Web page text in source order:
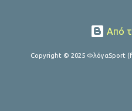
Από
Copyright © 2025 ΦλόγαSport